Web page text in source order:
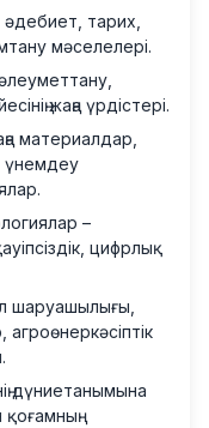
тарих,
мәселелері.
жаңа үрдістері.
материалдар,
үнемдеу
–
цифрлық
шаруашылығы,
дүниетанымына